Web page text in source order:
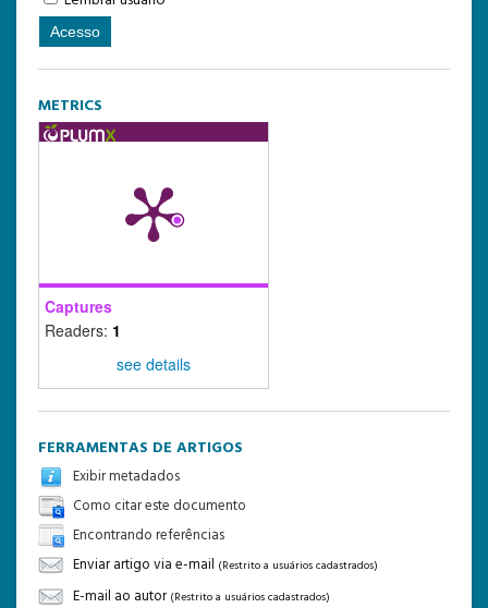
METRICS
Captures
Readers: 1
see details
FERRAMENTAS DE ARTIGOS
Exibir metadados
Como citar este documento
Encontrando referências
Enviar artigo via e-mail (Restrito a usuários cadastrados)
E-mail ao autor (Restrito a usuários cadastrados)